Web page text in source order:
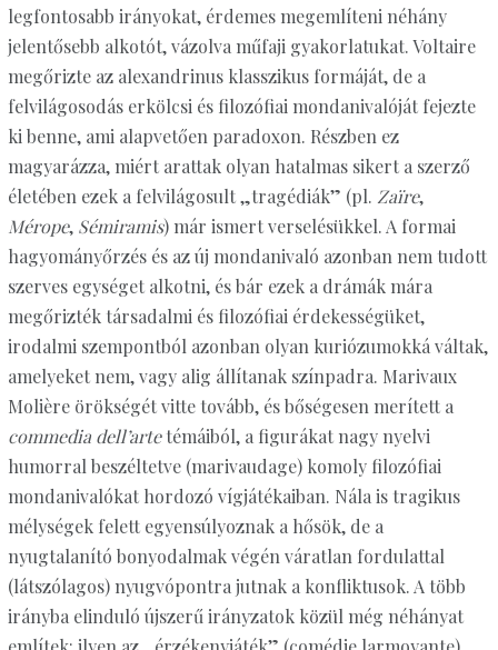
legfontosabb irányokat, érdemes megemlíteni néhány
jelentősebb alkotót, vázolva műfaji gyakorlatukat. Voltaire
megőrizte az alexandrinus klasszikus formáját, de a
felvilágosodás erkölcsi és filozófiai mondanivalóját fejezte
ki benne, ami alapvetően paradoxon. Részben ez
magyarázza, miért arattak olyan hatalmas sikert a szerző
életében ezek a felvilágosult „tragédiák” (pl. Zaïre,
Mérope, Sémiramis) már ismert verselésükkel. A formai
hagyományőrzés és az új mondanivaló azonban nem tudott
szerves egységet alkotni, és bár ezek a drámák mára
megőrizték társadalmi és filozófiai érdekességüket,
irodalmi szempontból azonban olyan kuriózumokká váltak,
amelyeket nem, vagy alig állítanak színpadra. Marivaux
Molière örökségét vitte tovább, és bőségesen merített a
commedia dell’artetémáiból, a figurákat nagy nyelvi
humorral beszéltetve (marivaudage) komoly filozófiai
mondanivalókat hordozó vígjátékaiban. Nála is tragikus
mélységek felett egyensúlyoznak a hősök, de a
nyugtalanító bonyodalmak végén váratlan fordulattal
(látszólagos) nyugvópontra jutnak a konfliktusok. A több
irányba elinduló újszerű irányzatok közül még néhányat